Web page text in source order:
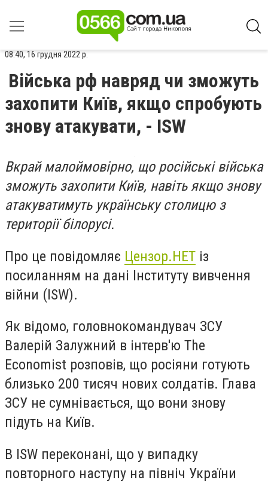
08:40, 16 грудня 2022 р.
Війська рф навряд чи зможуть
захопити Київ, якщо спробують
знову атакувати, - ISW
Вкрай малоймовірно, що російські війська
зможуть захопити Київ, навіть якщо знову
атакуватимуть українську столицю з
території білорусі.
Про це повідомляє Цензор.НЕТ із
посиланням на дані Інституту вивчення
війни (ISW).
Як відомо, головнокомандувач ЗСУ
Валерій Залужний в інтерв'ю The
Economist розповів, що росіяни готують
близько 200 тисяч нових солдатів. Глава
ЗСУ не сумнівається, що вони знову
підуть на Київ.
В ISW переконані, що у випадку
повторного наступу на північ України